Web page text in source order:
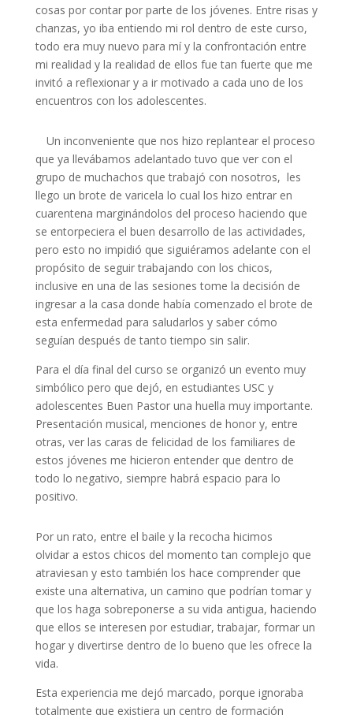
cosas por contar por parte de los jóvenes. Entre risas y
chanzas, yo iba entiendo mi rol dentro de este curso,
todo era muy nuevo para mí y la confrontación entre
mi realidad y la realidad de ellos fue tan fuerte que me
invitó a reflexionar y a ir motivado a cada uno de los
encuentros con los adolescentes.
Un inconveniente que nos hizo replantear el proceso
que ya llevábamos adelantado tuvo que ver con el
grupo de muchachos que trabajó con nosotros, les
llego un brote de varicela lo cual los hizo entrar en
cuarentena marginándolos del proceso haciendo que
se entorpeciera el buen desarrollo de las actividades,
pero esto no impidió que siguiéramos adelante con el
propósito de seguir trabajando con los chicos,
inclusive en una de las sesiones tome la decisión de
ingresar a la casa donde había comenzado el brote de
esta enfermedad para saludarlos y saber cómo
seguían después de tanto tiempo sin salir.
Para el día final del curso se organizó un evento muy
simbólico pero que dejó, en estudiantes USC y
adolescentes Buen Pastor una huella muy importante.
Presentación musical, menciones de honor y, entre
otras, ver las caras de felicidad de los familiares de
estos jóvenes me hicieron entender que dentro de
todo lo negativo, siempre habrá espacio para lo
positivo.
Por un rato, entre el baile y la recocha hicimos
olvidar a estos chicos del momento tan complejo que
atraviesan y esto también los hace comprender que
existe una alternativa, un camino que podrían tomar y
que los haga sobreponerse a su vida antigua, haciendo
que ellos se interesen por estudiar, trabajar, formar un
hogar y divertirse dentro de lo bueno que les ofrece la
vida.
Esta experiencia me dejó marcado, porque ignoraba
totalmente que existiera un centro de formación